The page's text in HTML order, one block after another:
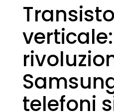
telefoni